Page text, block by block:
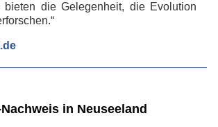
bieten die Gelegenheit, die Evolution
in Neuseeland